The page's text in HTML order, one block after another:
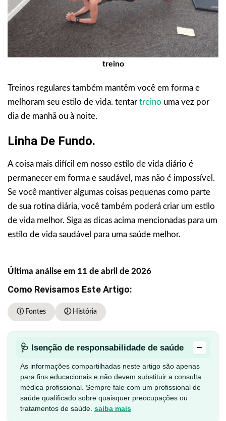
treino
Treinos regulares também mantêm você em forma e
melhoram seu estilo de vida. tentar treino uma vez por
dia de manhã ou à noite.
Linha De Fundo.
A coisa mais difícil em nosso estilo de vida diário é
permanecer em forma e saudável, mas não é impossível.
Se você mantiver algumas coisas pequenas como parte
de sua rotina diária, você também poderá criar um estilo
de vida melhor. Siga as dicas acima mencionadas para um
estilo de vida saudável para uma saúde melhor.
Última análise em 11 de abril de 2026
Como Revisamos Este Artigo:
ⓘ Fontes 🕖 História
🩺 Isenção de responsabilidade de saúde −
As informações compartilhadas neste artigo são apenas
para fins educacionais e não devem substituir a consulta
médica profissional. Sempre fale com um profissional de
saúde qualificado sobre quaisquer preocupações ou
tratamentos de saúde. saiba mais